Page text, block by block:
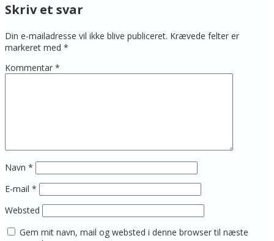
Skriv et svar
Din e-mailadresse vil ikke blive publiceret. Krævede felter er
markeret med *
Kommentar *
Navn *
E-mail *
Websted
Gem mit navn, mail og websted i denne browser til næste